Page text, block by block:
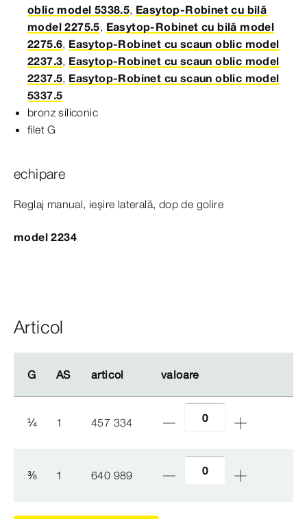
oblic model 5338.5, Easytop-Robinet cu bilă
model 2275.5, Easytop-Robinet cu bilă model
2275.6, Easytop-Robinet cu scaun oblic model
2237.3, Easytop-Robinet cu scaun oblic model
2237.5, Easytop-Robinet cu scaun oblic model
5337.5
bronz siliconic
filet G
echipare
Reglaj manual, ieșire laterală, dop de golire
model 2234
Articol
G AS articol valoare
G AS articol valoare
¼ 1 457 334
⅜ 1 640 989